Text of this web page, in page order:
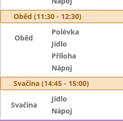
Oběd (11:30 - 12:30)
Oběd
Polévka
Jídlo
Příloha
Nápoj
Svačina (14:45 - 15:00)
Svačina
Jídlo
Nápoj